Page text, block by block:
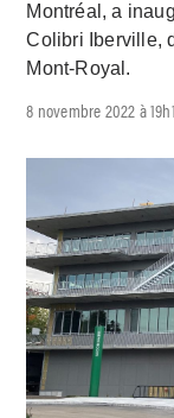
Montréal, a
Colibri Iberville,
Mont-Royal.
8 novembre 2022 à